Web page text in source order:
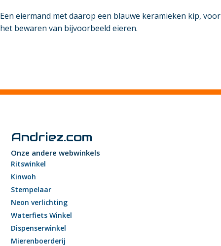
Een eiermand met daarop een blauwe keramieken kip, voor
het bewaren van bijvoorbeeld eieren.
Andriez.com
Onze andere webwinkels
Ritswinkel
Kinwoh
Stempelaar
Neon verlichting
Waterfiets Winkel
Dispenserwinkel
Mierenboerderij